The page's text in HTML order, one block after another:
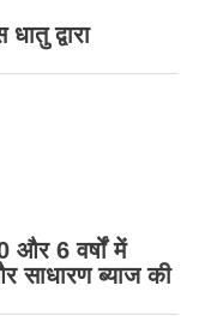
द्वारा
और 6 वर्षों में
साधारण ब्याज की